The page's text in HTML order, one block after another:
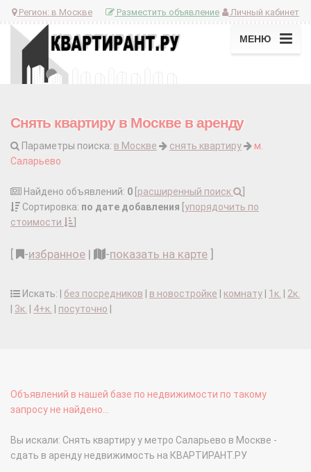
Регион: в Москве Личный кабинет
Разместить объявление
МЕНЮ
Снять квартиру в Москве в аренду
Параметры поиска: в Москве снять квартиру
м.
Саларьево
Найдено объявлений: 0 расширенный поиск
Сортировка: по дате добавления упорядочить по
стоимости
-избранное | -показать на карте
Искать: | без посредников в новостройке комнату 1к.
2к.
3к. 4+к. посуточно
Объявлений в нашей базе по недвижимости по такому
запросу не найдено...
Вы искали: Снять квартиру у метро Саларьево в Москве -
сдать в аренду недвижимость на КВАРТИРАНТ.РУ